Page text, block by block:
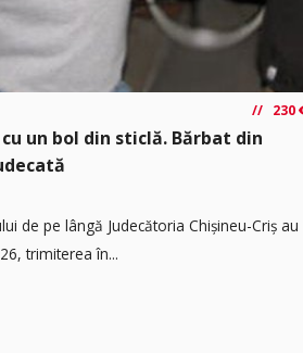
230
un bol din sticlă. Bărbat din
de pe lângă Judecătoria Chișineu-Criș au
trimiterea în...